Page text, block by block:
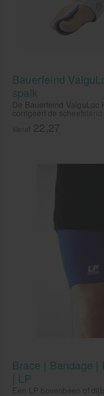
Bauerfeind
spalk
De Bauerfeind ValguLoc
corrigeert de scheefstand
knobbelteen. Draag de
valgus spalk
Vanaf 22,27
Brace | Bandage |
| LP
Een LP bovenbeen of